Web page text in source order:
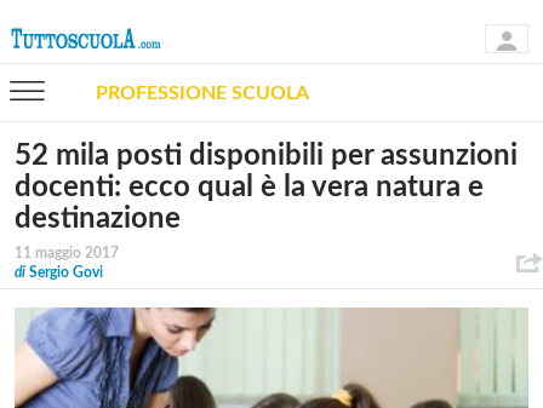
PROFESSIONE SCUOLA
52 mila posti disponibili per assunzioni
docenti: ecco qual è la vera natura e
destinazione
11 maggio 2017
di Sergio Govi